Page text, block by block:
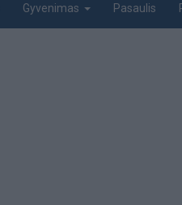
Gyvenimas Pasaulis